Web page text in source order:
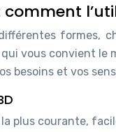
comment
formes,
vous convient le
besoins et vos
plus courante,